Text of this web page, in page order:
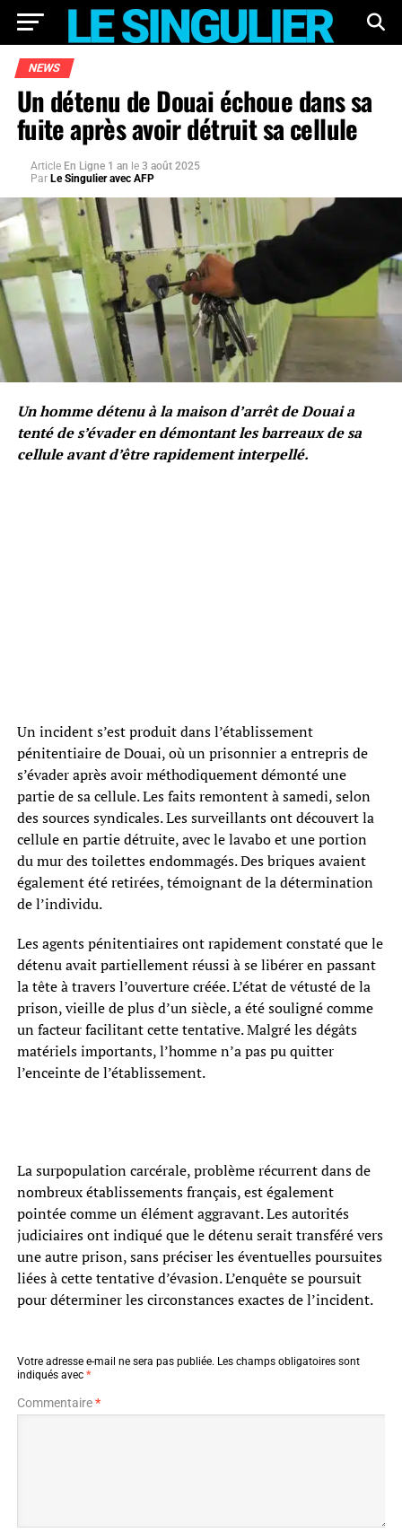
NEWS
Un détenu de Douai échoue dans sa
fuite après avoir détruit sa cellule
Article En Ligne 1 an le 3 août 2025
Par Le Singulier avec AFP
Un homme détenu à la maison d’arrêt de Douai a
tenté de s’évader en démontant les barreaux de sa
cellule avant d’être rapidement interpellé.
Un incident s’est produit dans l’établissement
pénitentiaire de Douai, où un prisonnier a entrepris de
s’évader après avoir méthodiquement démonté une
partie de sa cellule. Les faits remontent à samedi, selon
des sources syndicales. Les surveillants ont découvert la
cellule en partie détruite, avec le lavabo et une portion
du mur des toilettes endommagés. Des briques avaient
également été retirées, témoignant de la détermination
de l’individu.
Les agents pénitentiaires ont rapidement constaté que le
détenu avait partiellement réussi à se libérer en passant
la tête à travers l’ouverture créée. L’état de vétusté de la
prison, vieille de plus d’un siècle, a été souligné comme
un facteur facilitant cette tentative. Malgré les dégâts
matériels importants, l’homme n’a pas pu quitter
l’enceinte de l’établissement.
La surpopulation carcérale, problème récurrent dans de
nombreux établissements français, est également
pointée comme un élément aggravant. Les autorités
judiciaires ont indiqué que le détenu serait transféré vers
une autre prison, sans préciser les éventuelles poursuites
liées à cette tentative d’évasion. L’enquête se poursuit
pour déterminer les circonstances exactes de l’incident.
Votre adresse e-mail ne sera pas publiée. Les champs obligatoires sont
indiqués avec *
Commentaire*